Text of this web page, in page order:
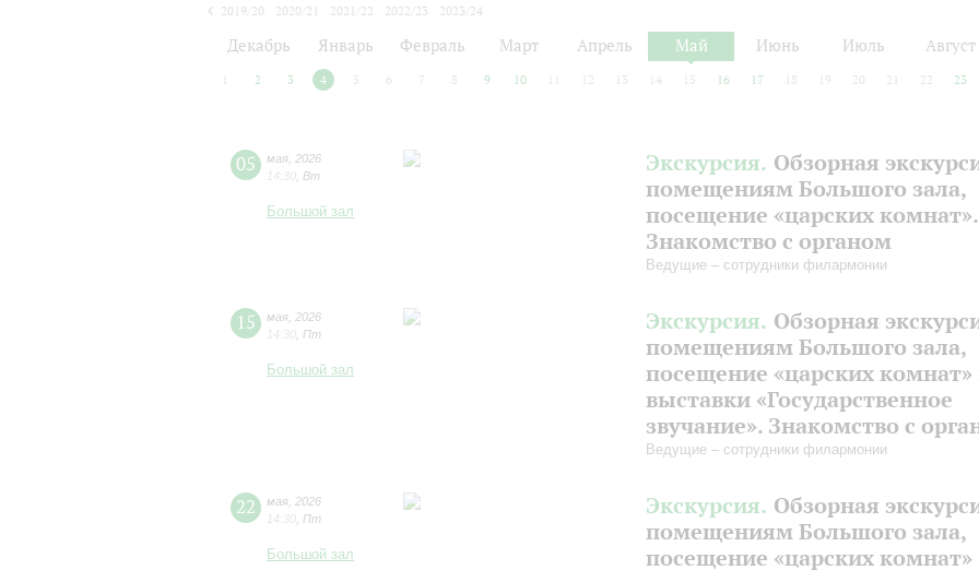
2019/20
2020/21 2021/22 2022/23
2023/24
Декабрь Январь Февраль Март Апрель Май Июнь Июль Август
2 3 4 5 6 7 8 9 10 12 13 14 15 16 17 18 19 20 21 22 23
05 мая 2026
14:30 Вт
Большой зал
Экскурсия. Обзорная
помещениям Большого зала,
посещение «царских комнат».
Знакомство с органом
Ведущие – сотрудники филармонии
15 мая 2026
14:30 Пт
Большой зал
Экскурсия. Обзорная
помещениям Большого зала,
посещение «царских комнат»
выставки «Государственное
звучание». Знакомство с
Ведущие – сотрудники филармонии
22 мая 2026
14:30 Пт
Большой зал
Экскурсия. Обзорная
помещениям Большого зала,
посещение «царских комнат»